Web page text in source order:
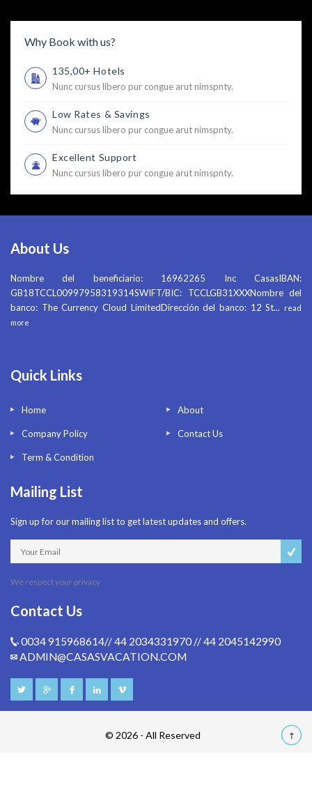
Why Book with us?
135,00+ Hotels
Nunc cursus libero pur congue arut nimspnty.
Low Rates & Savings
Nunc cursus libero pur congue arut nimspnty.
Excellent Support
Nunc cursus libero pur congue arut nimspnty.
About Us
Nombre del beneficiario: 16962265 Inc CasasIBAN:
GB18TCCL00997958319314SWIFT/BIC: TCCLGB31XXXNombre del
banco: The Currency Cloud LimitedDirección del banco: 12 St...
read
more
Quick Links
Home About
Company Policy Contact Us
Term & Condition
Mailing List
Sign up for our mailing list to get latest updates and offers.
We respect your privacy
Contact Us
0034 915968614// 44 2034331970 // 44 2045142990
ADMIN@CASASVACATION.COM
© 2026 - All Reserved